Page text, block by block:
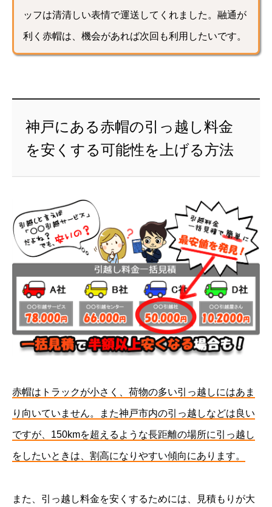
ッフは清清しい表情で運送してくれました。融通が
利く赤帽は、機会があれば次回も利用したいです。
神戸にある赤帽の引っ越し料金
を安くする可能性を上げる方法
赤帽はトラックが小さく、荷物の多い引っ越しにはあま
り向いていません。また神戸市内の引っ越しなどは良い
ですが、150kmを超えるような長距離の場所に引っ越し
をしたいときは、割高になりやすい傾向にあります。
また、引っ越し料金を安くするためには、見積もりが大